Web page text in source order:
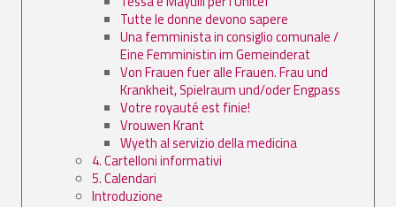
Tutte le donne devono sapere
Una femminista in consiglio comunale /
Eine Femministin im Gemeinderat
Von Frauen fuer alle Frauen. Frau und
Krankheit, Spielraum und/oder Engpass
Votre royauté est finie!
Vrouwen Krant
Wyeth al servizio della medicina
4. Cartelloni informativi
5. Calendari
Introduzione